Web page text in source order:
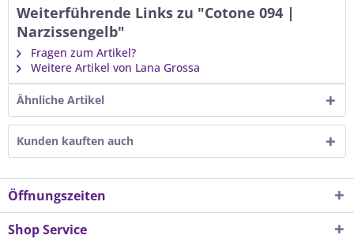
Weiterführende Links zu "Cotone 094 |
Narzissengelb"
Fragen zum Artikel?
Weitere Artikel von Lana Grossa
Ähnliche Artikel
Kunden kauften auch
Öffnungszeiten
Shop Service